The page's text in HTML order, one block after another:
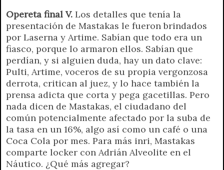
Opereta final V. Los detalles que tenía la
presentación de Mastakas le fueron brindados
por Laserna y Artime. Sabían que todo era un
fiasco, porque lo armaron ellos. Sabían que
perdían, y si alguien duda, hay un dato clave:
Pulti, Artime, voceros de su propia vergonzosa
derrota, critican al juez, y lo hace también la
prensa adicta que corta y pega gacetillas. Pero
nada dicen de Mastakas, el ciudadano del
común potencialmente afectado por la suba de
la tasa en un 16%, algo así como un café o una
Coca Cola por mes. Para más inri, Mastakas
comparte locker con Adrián Alveolite en el
Náutico. ¿Qué más agregar?